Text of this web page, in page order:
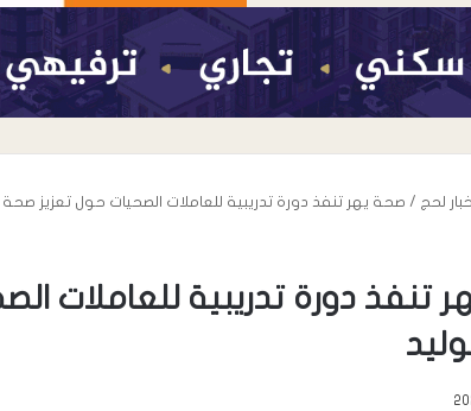
أخبار لحج / صحة يهر تنفذ دورة تدريبية للعاملات الصحيات حول تعزيز صحة
تنفذ دورة تدريبية للعاملات